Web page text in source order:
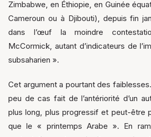
Zimbabwe, en Éthiopie, en Guinée
Cameroun ou à Djibouti), depuis fin
dans l’œuf la moindre
McCormick, autant d’indicateurs de
subsaharien ».
Cet argument a pourtant des
peu de cas fait de l’antériorité d’un
plus long, plus progressif et peut-être
que le « printemps Arabe ». En